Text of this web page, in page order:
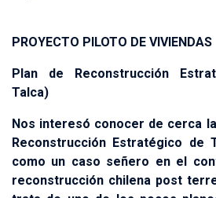
PROYECTO PILOTO DE VIVIENDAS
Plan de Reconstrucción
Talca)
Nos interesó conocer de cerca
Reconstrucción Estratégico de
como un caso señero en el
reconstrucción chilena post